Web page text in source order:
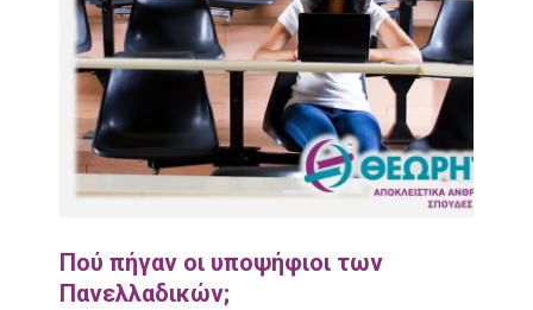
Πού πήγαν οι υποψήφιοι των
Πανελλαδικών;